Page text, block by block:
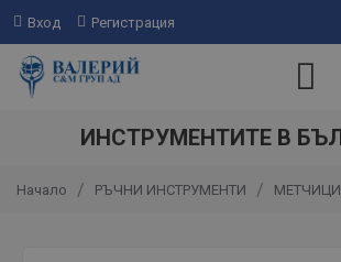
Вход Регистрация
ИНСТРУМЕНТИТЕ В
Начало РЪЧНИ ИНСТРУМЕНТИ